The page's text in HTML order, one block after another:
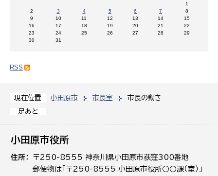
現在位置 小田原市 市長室
市長の動き
足あと
1
2
3 4 5 6 7
8
9
10 11 12 13 14
15
16
17 18 19 20 21
22
23
24 25 26 27 28
29
30
31
RSS
小田原市役所
住所
〒250-8555 神奈川県小田原市荻窪300番地
郵便物は「〒250-8555 小田原市役所○○課（室）」